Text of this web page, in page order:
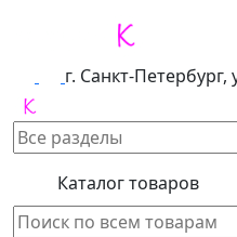
г. Санкт-
Каталог товаров